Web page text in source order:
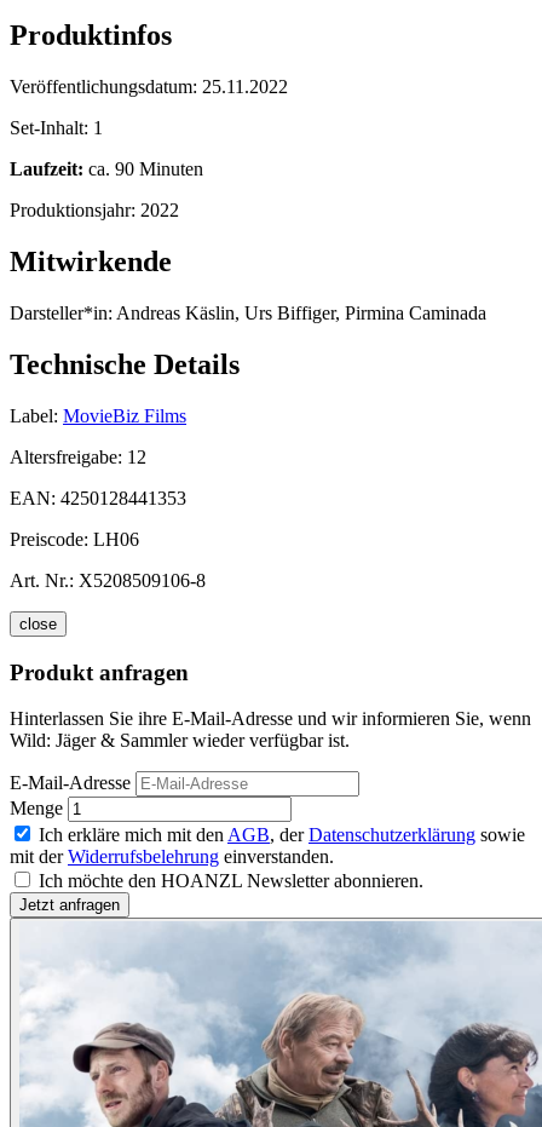
Produktinfos
Veröffentlichungsdatum: 25.11.2022
Set-Inhalt: 1
Laufzeit: ca. 90 Minuten
Produktionsjahr: 2022
Mitwirkende
Darsteller*in: Andreas Käslin, Urs Biffiger, Pirmina Caminada
Technische Details
Label: MovieBiz Films
Altersfreigabe: 12
EAN: 4250128441353
Preiscode: LH06
Art. Nr.: X5208509106-8
close
Produkt anfragen
Hinterlassen Sie ihre E-Mail-Adresse und wir informieren Sie, wenn
Wild: Jäger & Sammler wieder verfügbar ist.
E-Mail-Adresse
Menge
Ich erkläre mich mit den AGB, derDatenschutzerklärung sowie
mit derWiderrufsbelehrung einverstanden.
Ich möchte den HOANZL Newsletter abonnieren.